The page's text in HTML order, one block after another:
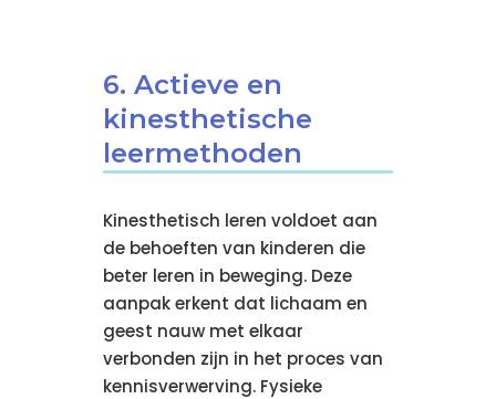
6. Actieve en
kinesthetische
leermethoden
Kinesthetisch leren voldoet aan
de behoeften van kinderen die
beter leren in beweging. Deze
aanpak erkent dat lichaam en
geest nauw met elkaar
verbonden zijn in het proces van
kennisverwerving. Fysieke